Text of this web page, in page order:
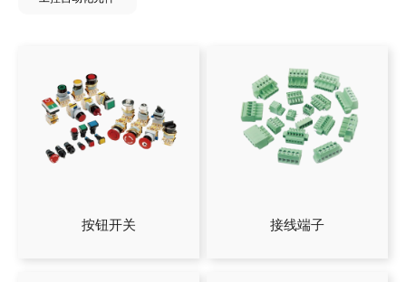
按钮开关 接线端子